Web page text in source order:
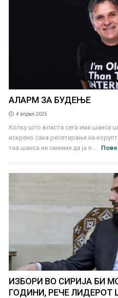
АЛАРМ ЗА БУДЕЊЕ
4 април 2025
Колку што власта сега има шанса
искрено сака ресетирање на
таа шанса не смееме да ја п ...
ИЗБОРИ ВО СИРИЈА БИ
ГОДИНИ, РЕЧЕ ЛИДЕРОТ